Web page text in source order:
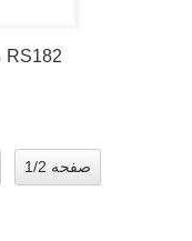
10 میلی لیتر شیشه رولون RS182
صفحه 1/2